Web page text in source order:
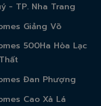
- TP. Nha Trang
Giảng Võ
500Ha Hòa Lạc
Đan Phượng
Cao Xà Lá